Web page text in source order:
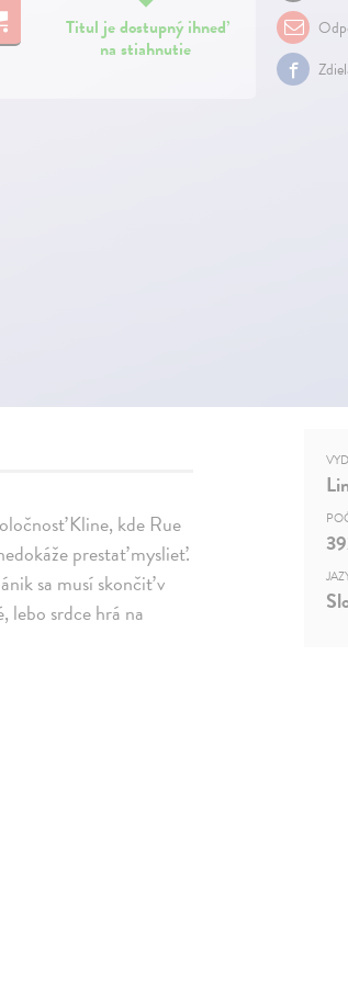
Titul je dostupný ihneď
na stiahnutie
Kline, kde Rue
prestať myslieť.
sa musí skončiť v
lebo srdce hrá na